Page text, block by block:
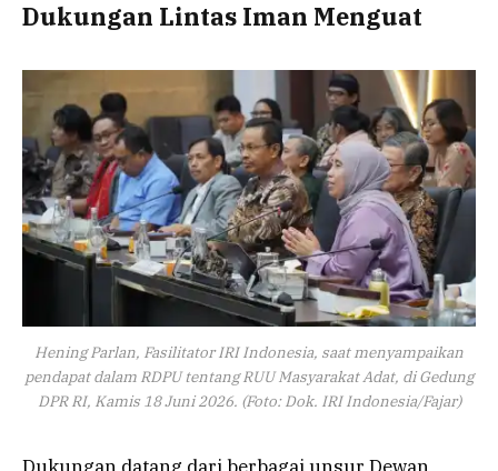
Dukungan Lintas Iman Menguat
Hening Parlan, Fasilitator IRI Indonesia, saat menyampaikan
pendapat dalam RDPU tentang RUU Masyarakat Adat, di Gedung
DPR RI, Kamis 18 Juni 2026. (Foto: Dok. IRI Indonesia/Fajar)